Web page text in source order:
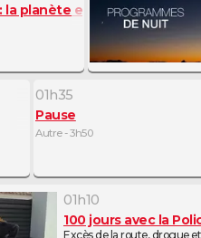
la planète en colère
01h35
Pause
Autre - 3h50
01h10
100 jours avec la
Excès de la route, drogue